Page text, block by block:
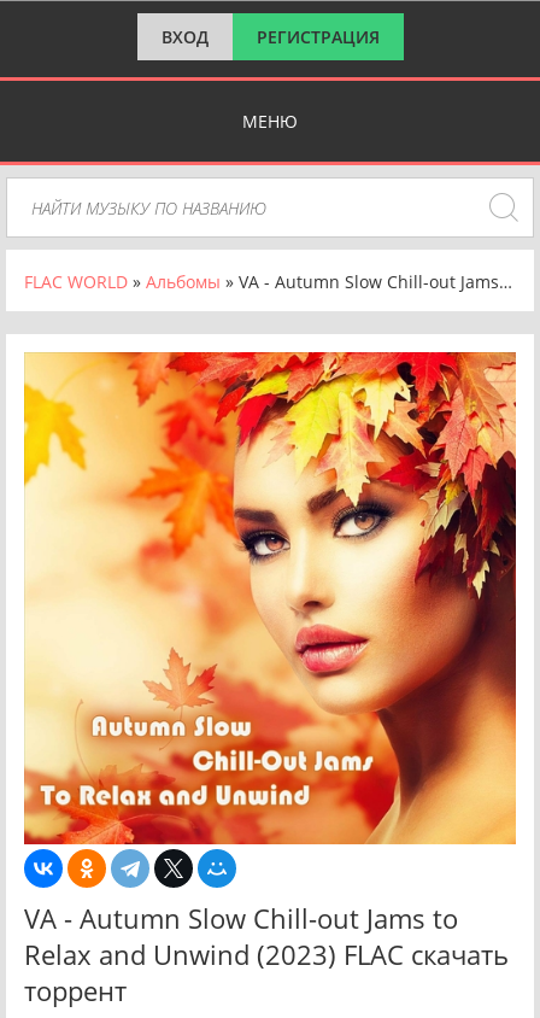
ВХОД РЕГИСТРАЦИЯ
МЕНЮ
FLAC WORLD » Альбомы » VA - Autumn Slow Chill-out Jams to Relax and Unwind (2023) FLAC
VA - Autumn Slow Chill-out Jams to
Relax and Unwind (2023) FLAC скачать
торрент